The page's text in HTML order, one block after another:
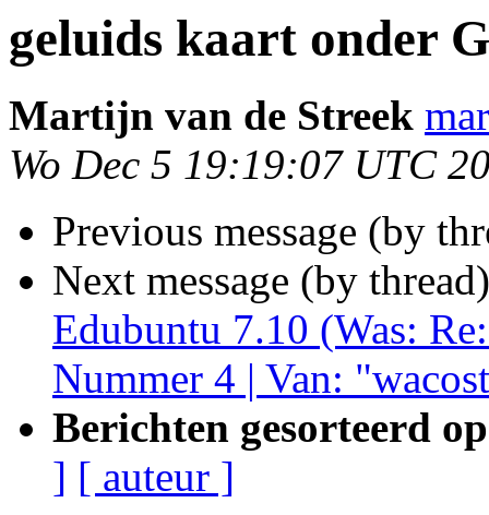
geluids kaart onder
Martijn van de Streek
Wo Dec 5 19:19:07 UTC
Previous message (by
Next message (by
Edubuntu 7.10 (Was:
Nummer 4 | Van:
Berichten gesorteerd
] [ auteur ]